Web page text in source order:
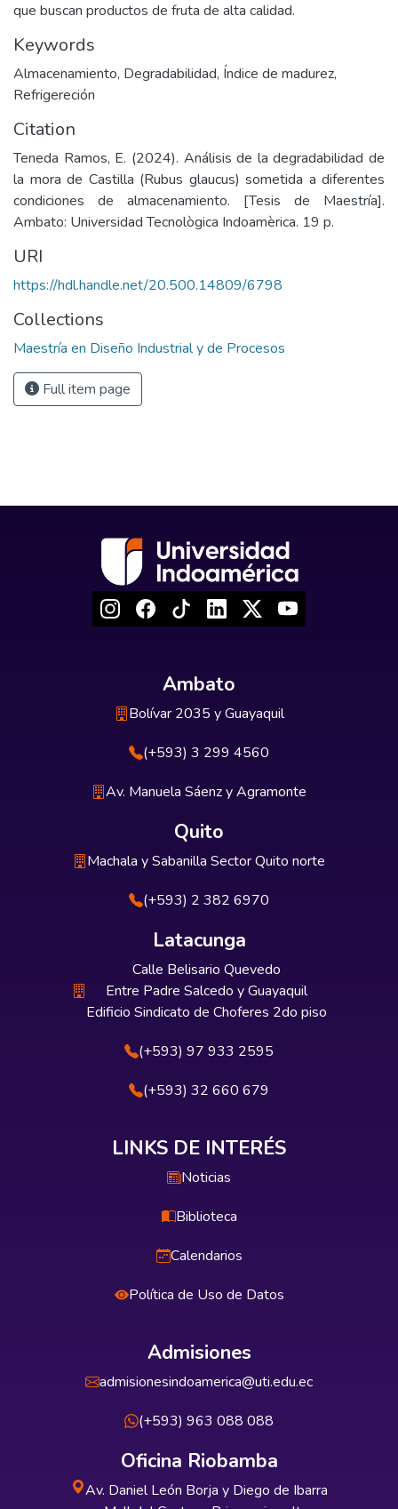
que buscan productos de fruta de alta calidad.
Keywords
Almacenamiento, Degradabilidad, Índice de madurez,
Refrigereción
Citation
Teneda Ramos, E. (2024). Análisis de la degradabilidad de
la mora de Castilla (Rubus glaucus) sometida a diferentes
condiciones de almacenamiento. [Tesis de Maestría].
Ambato: Universidad Tecnològica Indoamèrica. 19 p.
URI
https://hdl.handle.net/20.500.14809/6798
Collections
Maestría en Diseño Industrial y de Procesos
Full item page
Ambato
Bolívar 2035 y Guayaquil
(+593) 3 299 4560
Av. Manuela Sáenz y Agramonte
Quito
Machala y Sabanilla Sector Quito norte
(+593) 2 382 6970
Latacunga
Calle Belisario Quevedo
Entre Padre Salcedo y Guayaquil
Edificio Sindicato de Choferes 2do piso
(+593) 97 933 2595
(+593) 32 660 679
LINKS DE INTERÉS
Noticias
Biblioteca
Calendarios
Política de Uso de Datos
Admisiones
admisionesindoamerica@uti.edu.ec
(+593) 963 088 088
Oficina Riobamba
Av. Daniel León Borja y Diego de Ibarra